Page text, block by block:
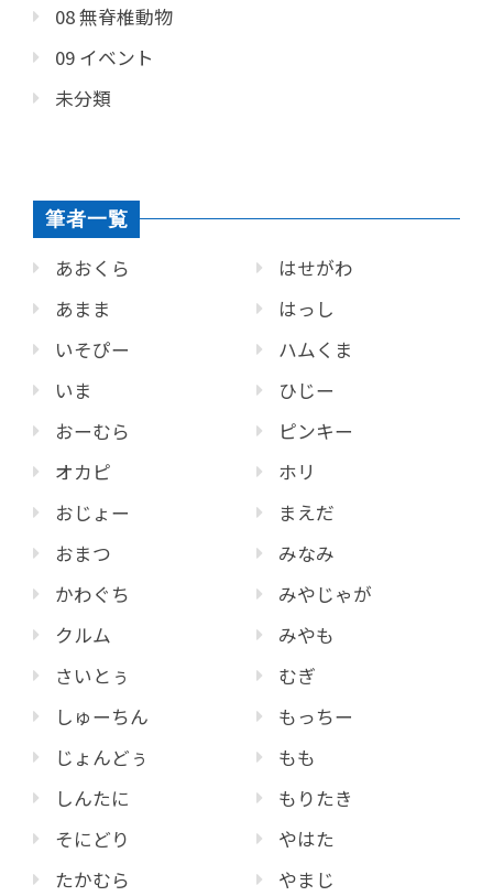
08 無脊椎動物
09 イベント
未分類
筆者一覧
あおくら
あまま
いそぴー
いま
おーむら
オカピ
おじょー
おまつ
かわぐち
クルム
さいとぅ
しゅーちん
じょんどぅ
しんたに
そにどり
たかむら
はせがわ
はっし
ハムくま
ひじー
ピンキー
ホリ
まえだ
みなみ
みやじゃが
みやも
むぎ
もっちー
もも
もりたき
やはた
やまじ